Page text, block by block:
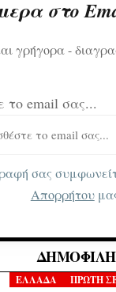
στο
γρήγορα -
το email σας...
σας
Απορρήτου
ΔΗΜΟΦΙΛΉ
ΕΛΛΑΔΑ ΠΡΩΤΗ